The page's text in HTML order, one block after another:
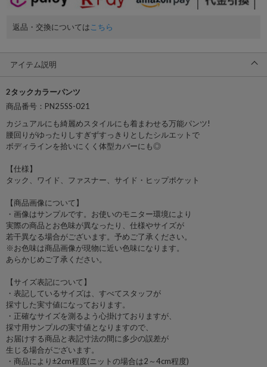
返品・交換についてはこちら
アイテム説明
2タックカラーパンツ
商品番号：PN25SS-021
カジュアルにも綺麗めスタイルにも着まわせる万能パンツ!
腰回りがゆったりしすぎずすっきりとしたシルエットで
ボディラインを拾いにくく体型カバーにも◎
【仕様】
タック、ワイド、ファスナー、サイド・ヒップポケット
【商品画像について】
・画像はサンプルです。お使いのモニター環境により
実際の商品とお色味が異なったり、仕様やサイズが
若干異なる場合がございます。予めご了承ください。
※お色味は商品画像が現物に近い色味になります。
あらかじめご了承ください。
【サイズ表記について】
・表記しているサイズは、すべてスタッフが
採寸した実寸値になっております。
・正確なサイズを測るよう心掛けておりますが、
採寸用サンプルの実寸値となりますので、
お届けする商品と表記寸法の間に多少の誤差が
生じる場合がございます。
・商品により±2cm程度(ニットの場合は2～4cm程度)